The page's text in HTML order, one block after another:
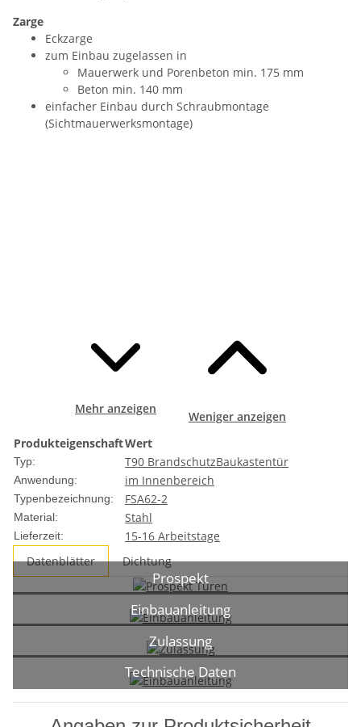
Zarge
Eckzarge
zum Einbau zugelassen in
Mauerwerk und Porenbeton min. 175 mm
Beton min. 140 mm
einfacher Einbau durch Schraubmontage
(Sichtmauerwerksmontage)
Mehr anzeigen
Weniger anzeigen
ProdukteigenschaftWert
Typ: T90 BrandschutzBaukastentür
Anwendung: im Innenbereich
Typenbezeichnung: FSA62-2
Material: Stahl
Lieferzeit:
15-16 Arbeitstage
Datenblätter
Dichtung
Prospekt
Einbauanleitung
Zulassung
Technische Daten